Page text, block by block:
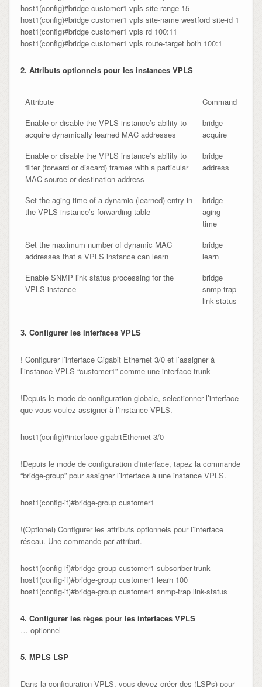
host1(config)#bridge customer1 vpls site-range 15
host1(config)#bridge customer1 vpls site-name westford site-id 1
host1(config)#bridge customer1 vpls rd 100:11
host1(config)#bridge customer1 vpls route-target both 100:1
2. Attributs optionnels pour les instances VPLS
Attribute
Command
Enable or disable the VPLS instance’s ability to
acquire dynamically learned MAC addresses
bridge
acquire
Enable or disable the VPLS instance’s ability to
filter (forward or discard) frames with a particular
MAC source or destination address
bridge
address
Set the aging time of a dynamic (learned) entry in
the VPLS instance’s forwarding table
bridge
aging-
time
Set the maximum number of dynamic MAC
addresses that a VPLS instance can learn
bridge
learn
Enable SNMP link status processing for the
VPLS instance
bridge
snmp-trap
link-status
3. Configurer les interfaces VPLS
! Configurer l’interface Gigabit Ethernet 3/0 et l’assigner à
l’instance VPLS “customer1” comme une interface trunk
!Depuis le mode de configuration globale, selectionner l’interface
que vous voulez assigner à l’instance VPLS.
host1(config)#interface gigabitEthernet 3/0
!Depuis le mode de configuration d’interface, tapez la commande
“bridge-group” pour assigner l’interface à une instance VPLS.
host1(config-if)#bridge-group customer1
!(Optionel) Configurer les attributs optionnels pour l’interface
réseau. Une commande par attribut.
host1(config-if)#bridge-group customer1 subscriber-trunk
host1(config-if)#bridge-group customer1 learn 100
host1(config-if)#bridge-group customer1 snmp-trap link-status
4. Configurer les règes pour les interfaces VPLS
… optionnel
5. MPLS LSP
Dans la configuration VPLS, vous devez créer des (LSPs) pour